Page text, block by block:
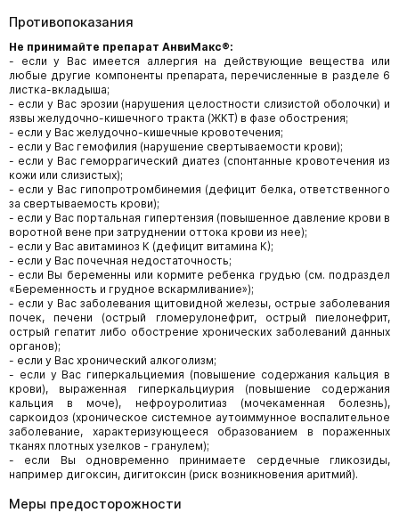
Противопоказания
Не принимайте препарат АнвиМакс®:
- если у Вас имеется аллергия на действующие вещества или
любые другие компоненты препарата, перечисленные в разделе 6
листка-вкладыша;
- если у Вас эрозии (нарушения целостности слизистой оболочки) и
язвы желудочно-кишечного тракта (ЖКТ) в фазе обострения;
- если у Вас желудочно-кишечные кровотечения;
- если у Вас гемофилия (нарушение свертываемости крови);
- если у Вас геморрагический диатез (спонтанные кровотечения из
кожи или слизистых);
- если у Вас гипопротромбинемия (дефицит белка, ответственного
за свертываемость крови);
- если у Вас портальная гипертензия (повышенное давление крови в
воротной вене при затруднении оттока крови из нее);
- если у Вас авитаминоз К (дефицит витамина К);
- если у Вас почечная недостаточность;
- если Вы беременны или кормите ребенка грудью (см. подраздел
«Беременность и грудное вскармливание»);
- если у Вас заболевания щитовидной железы, острые заболевания
почек, печени (острый гломерулонефрит, острый пиелонефрит,
острый гепатит либо обострение хронических заболеваний данных
органов);
- если у Вас хронический алкоголизм;
- если у Вас гиперкальциемия (повышение содержания кальция в
крови), выраженная гиперкальциурия (повышение содержания
кальция в моче), нефроуролитиаз (мочекаменная болезнь),
саркоидоз (хроническое системное аутоиммунное воспалительное
заболевание, характеризующееся образованием в пораженных
тканях плотных узелков - гранулем);
- если Вы одновременно принимаете сердечные гликозиды,
например дигоксин, дигитоксин (риск возникновения аритмий).
Меры предосторожности